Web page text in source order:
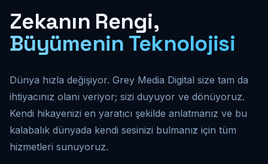
Zekanın Rengi,
Büyümenin Teknolojisi
Dünya hızla değişiyor. Grey Media Digital size tam da
ihtiyacınız olanı veriyor; sizi duyuyor ve dönüyoruz.
Kendi hikayenizi en yaratıcı şekilde anlatmanız ve bu
kalabalık dünyada kendi sesinizi bulmanız için tüm
hizmetleri sunuyoruz.